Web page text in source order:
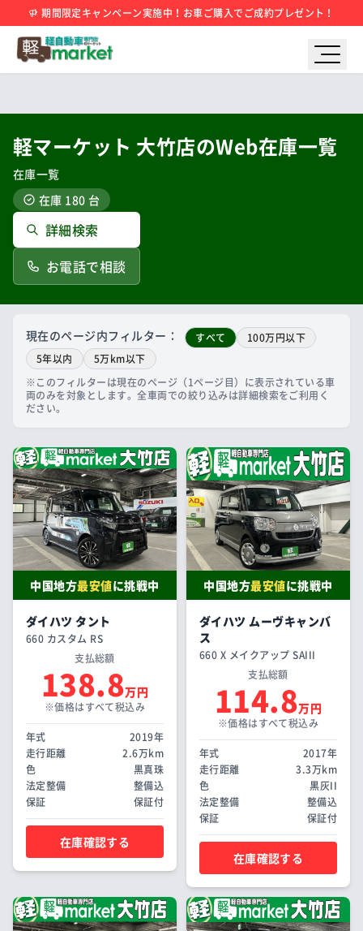
期間限定キャンペーン実施中！お車ご購入でご成約プレゼント！
軽マーケット 大竹店のWeb在庫一覧
在庫一覧
在庫 180 台
詳細検索
お電話で相談
現在のページ内フィルター： すべて
100万円以下
5年以内
5万km以下
※このフィルターは現在のページ（1ページ目）に表示されている車
両のみを対象とします。全車両での絞り込みは詳細検索をご利用く
ださい。
中国地方最安値に挑戦中
ダイハツ タント
660 カスタム RS
支払総額
138.8万円
※価格はすべて税込み
年式
2019年
走行距離
2.6万km
色
黒真珠
法定整備
整備込
保証
保証付
在庫確認する
中国地方最安値に挑戦中
ダイハツ ムーヴキャンバ
ス
660 X メイクアップ SAIII
支払総額
114.8万円
※価格はすべて税込み
年式
2017年
走行距離
3.3万km
色
黒灰II
法定整備
整備込
保証
保証付
在庫確認する